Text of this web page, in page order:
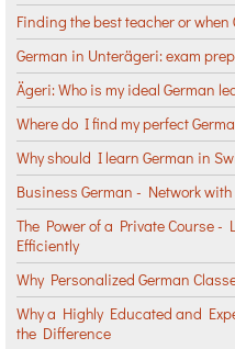
Finding the best teacher or
German in Unterägeri: exam
Ägeri: Who is my ideal German
Where do I find my perfect
Why should I learn German in
Business German - Network
The Power of a Private Course
Efficiently
Why Personalized German
Why a Highly Educated and
the Difference